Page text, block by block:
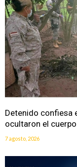
Detenido confiesa
ocultaron el
7 agosto, 2026